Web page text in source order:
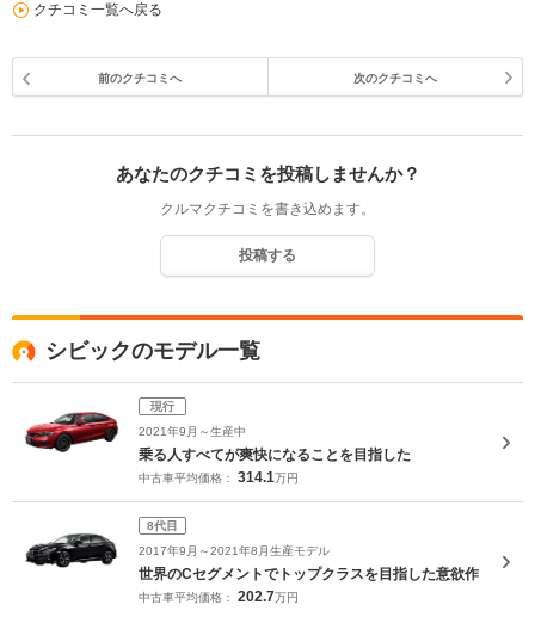
クチコミ一覧へ戻る
前のクチコミへ 次のクチコミへ
あなたのクチコミを投稿しませんか？
クルマクチコミを書き込めます。
投稿する
シビックのモデル一覧
現行
2021年9月～生産中
乗る人すべてが爽快になることを目指した
中古車平均価格： 314.1万円
8代目
2017年9月～2021年8月生産モデル
世界のCセグメントでトップクラスを目指した意欲作
中古車平均価格： 202.7万円